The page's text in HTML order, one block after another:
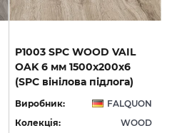
P1003 SPC WOOD VAIL
OAK 6 мм 1500х200х6
(SPC вінілова підлога)
Виробник:
FALQUON
Колекція:
WOOD